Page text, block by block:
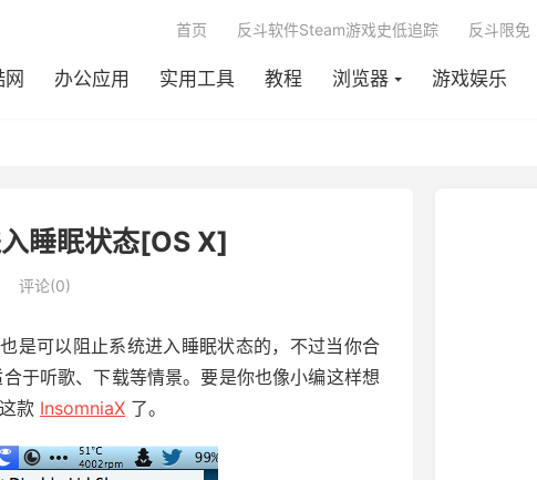
办公应用 实用工具 教程 浏览器 游戏娱乐
首页 反斗软件Steam游戏史低追踪 反斗限免
睡眠状态[OS X]
评论(0)
是可以阻止系统进入睡眠状态的，不过当你合
于听歌、下载等情景。要是你也像小编这样想
款 InsomniaX 了。